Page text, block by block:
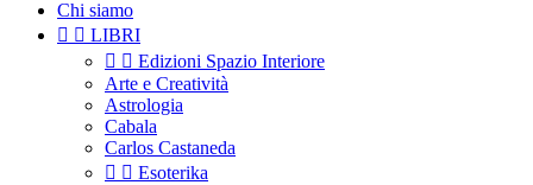
Chi siamo
  LIBRI
  Edizioni Spazio Interiore
Arte e Creatività
Astrologia
Cabala
Carlos Castaneda
  Esoterika